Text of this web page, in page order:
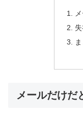
メールだけだ